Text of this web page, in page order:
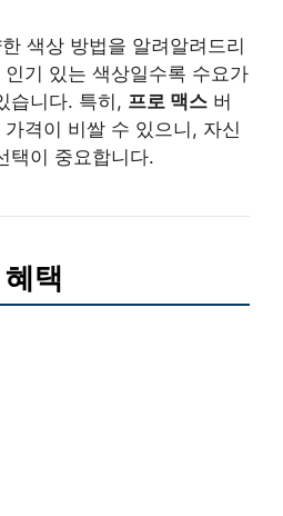
색상 방법을 알려알려드리
기 있는 색상일수록 수요가
습니다. 특히, 프로 맥스 버
격이 비쌀 수 있으니, 자신
택이 중요합니다.
택